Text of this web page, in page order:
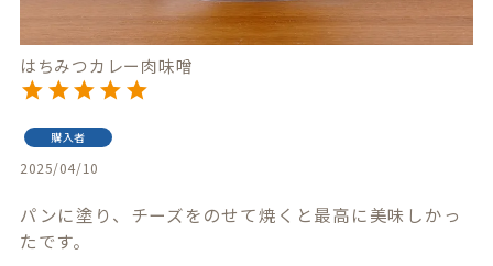
はちみつカレー肉味噌
購入者
2025/04/10
パンに塗り、チーズをのせて焼くと最高に美味しかっ
たです。